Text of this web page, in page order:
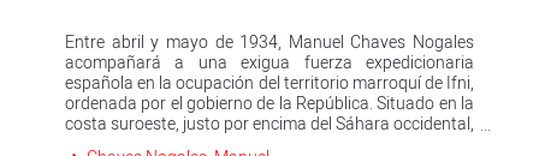
Entre abril y mayo de 1934, Manuel Chaves Nogales
acompañará a una exigua fuerza expedicionaria
española en la ocupación del territorio marroquí de Ifni,
ordenada por el gobierno de la República. Situado en la
costa suroeste, justo por encima del Sáhara occidental,